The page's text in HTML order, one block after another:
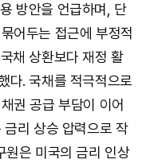
방안을 언급하며, 단
어두는 접근에 부정적
채 상환보다 재정 활
다. 국채를 적극적으로
권 공급 부담이 이어
리 상승 압력으로 작
원은 미국의 금리 인상